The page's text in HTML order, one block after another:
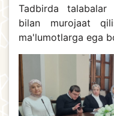
Tadbirda talabalar
bilan murojaat
ma'lumotlarga ega